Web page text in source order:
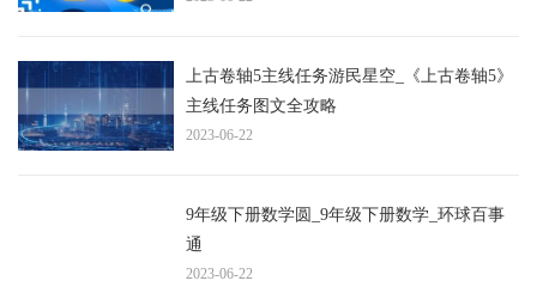
上古卷轴5主线任务游民星空_《上古卷轴5》
主线任务图文全攻略
2023-06-22
9年级下册数学圆_9年级下册数学_环球百事
通
2023-06-22